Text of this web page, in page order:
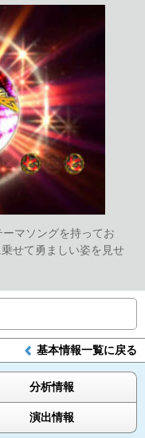
マソングを持ってお
せて勇ましい姿を見せ
基本情報一覧に戻る
分析情報
演出情報